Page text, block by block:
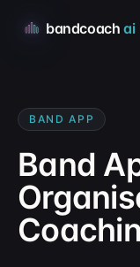
bandcoach ai
BAND APP
Band